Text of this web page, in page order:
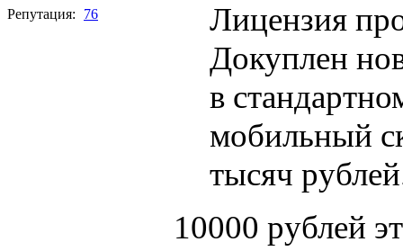
Репутация: 76
Лицензия
Докуплен
в
мобильный
тысяч
10000 рублей